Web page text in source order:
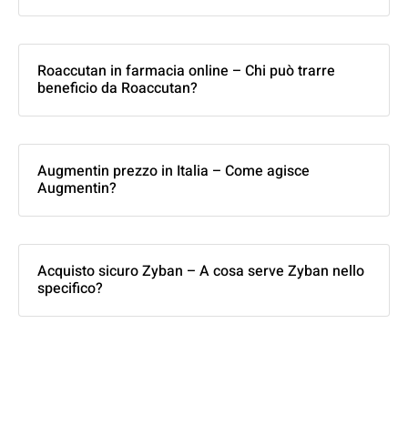
Roaccutan in farmacia online – Chi può trarre
beneficio da Roaccutan?
Augmentin prezzo in Italia – Come agisce
Augmentin?
Acquisto sicuro Zyban – A cosa serve Zyban nello
specifico?